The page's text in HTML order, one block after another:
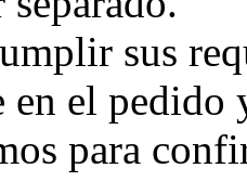
sus
en el pedido
para